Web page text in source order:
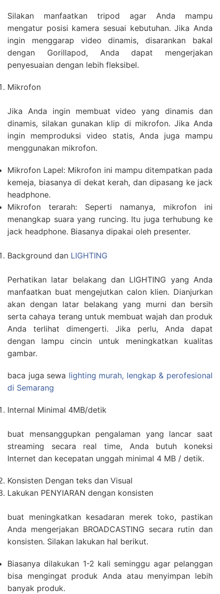
Silakan manfaatkan tripod agar Anda mampu
mengatur posisi kamera sesuai kebutuhan. Jika Anda
ingin menggarap video dinamis, disarankan bakal
dengan Gorillapod, Anda dapat mengerjakan
penyesuaian dengan lebih fleksibel.
Mikrofon
Jika Anda ingin membuat video yang dinamis dan
dinamis, silakan gunakan klip di mikrofon. Jika Anda
ingin memproduksi video statis, Anda juga mampu
menggunakan mikrofon.
Mikrofon Lapel: Mikrofon ini mampu ditempatkan pada
kemeja, biasanya di dekat kerah, dan dipasang ke jack
headphone.
Mikrofon terarah: Seperti namanya, mikrofon ini
menangkap suara yang runcing. Itu juga terhubung ke
jack headphone. Biasanya dipakai oleh presenter.
Background dan LIGHTING
Perhatikan latar belakang dan LIGHTING yang Anda
manfaatkan buat mengejutkan calon klien. Dianjurkan
akan dengan latar belakang yang murni dan bersih
serta cahaya terang untuk membuat wajah dan produk
Anda terlihat dimengerti. Jika perlu, Anda dapat
dengan lampu cincin untuk meningkatkan kualitas
gambar.
baca juga sewa lighting murah, lengkap & perofesional
di Semarang
Internal Minimal 4MB/detik
buat mensanggupkan pengalaman yang lancar saat
streaming secara real time, Anda butuh koneksi
Internet dan kecepatan unggah minimal 4 MB / detik.
Konsisten Dengan teks dan Visual
Lakukan PENYIARAN dengan konsisten
buat meningkatkan kesadaran merek toko, pastikan
Anda mengerjakan BROADCASTING secara rutin dan
konsisten. Silakan lakukan hal berikut.
Biasanya dilakukan 1-2 kali seminggu agar pelanggan
bisa mengingat produk Anda atau menyimpan lebih
banyak produk.